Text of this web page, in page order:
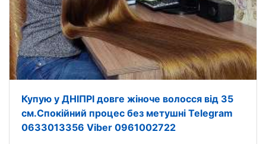
Купую у ДНІПРІ довге жіноче волосся від 35
см.Спокійний процес без метушні Telegram
0633013356 Viber 0961002722